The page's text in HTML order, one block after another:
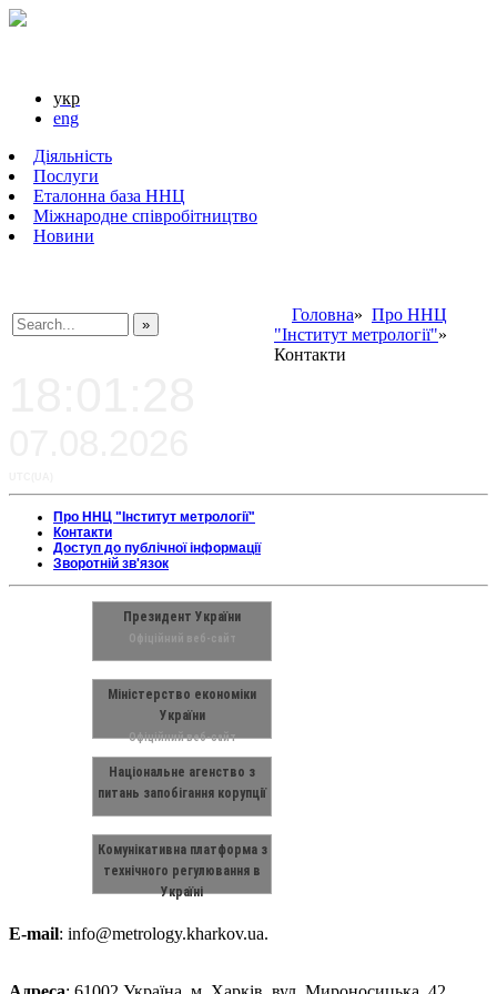
укр
eng
Діяльність
Послуги
Еталонна база ННЦ
Міжнародне співробітництво
Новини
Головна» Про ННЦ
"Інститут метрології"»
Контакти
Про ННЦ "Інститут метрології"
Контакти
Доступ до публічної інформації
Зворотній зв'язок
Президент України
Офіційний веб-сайт
Міністерство економіки
України
Офіційний веб-сайт
Національне агенство з
питань запобігання корупції
Комунікативна платформа з
технічного регулювання в
Україні
E-mail: info@metrology.kharkov.ua.